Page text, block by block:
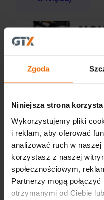
Zgoda
Niniejsza strona
Wykorzystujemy pliki
i reklam, aby oferować
analizować ruch w
korzystasz z naszej
społecznościowym,
Partnerzy mogą
otrzymanymi od Ciebie
NEO TOOLS, GRAPHITE i
2024 rok